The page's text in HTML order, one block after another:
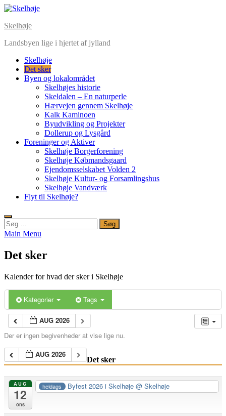
Skip
content
Skelhøje
Landsbyen lige i hjertet af jylland
Skelhøje
Det sker
Byen og lokalområdet
Skelhøjes historie
Skeldalen – En naturperle
Hærvejen gennem Skelhøje
Kalk Kaminoen
Byudvikling og Projekter
Dollerup og Lysgård
Foreninger og Aktiver
Skelhøje Borgerforening
Skelhøje Købmandsgaard
Ejendomsselskabet Volden 2
Skelhøje Kultur- og Forsamlingshus
Skelhøje Vandværk
Flyt til Skelhøje?
Søg
efter:
Main Menu
Det sker
Kalender for hvad der sker i Skelhøje
Kategorier Tags
AUG 2026
Der er ingen begivenheder at vise lige nu.
AUG 2026
Det sker
AUG
12
ons
heldags Byfest 2026 i Skelhøje@ Skelhøje